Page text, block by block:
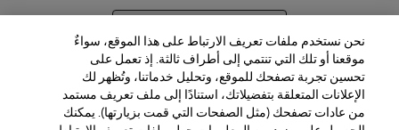
نحن نستخدم ملفات تعريف الارتباط على هذا الموقع، سواءٌ
موقعنا أو تلك التي تنتمي إلى أطراف ثالثة. إذ تعمل على
تحسين تجربة تصفحك للموقع، وتحليل خدماتنا، وتُظهر لك
الإعلانات المتعلقة بتفضيلاتك، استنادًا إلى ملف تعريف مستمد
من عادات تصفحك (مثل الصفحات التي قمت بزيارتها). يمكنك